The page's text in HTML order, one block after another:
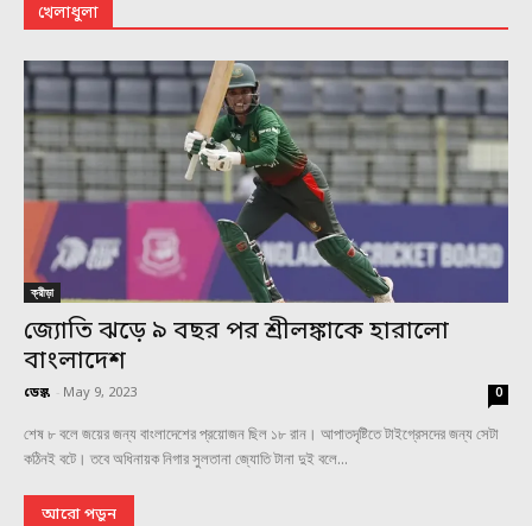
খেলাধুলা
ক্রীড়া
জ্যোতি ঝড়ে ৯ বছর পর শ্রীলঙ্কাকে হারালো
বাংলাদেশ
ডেস্ক - May 9, 2023 0
শেষ ৮ বলে জয়ের জন্য বাংলাদেশের প্রয়োজন ছিল ১৮ রান। আপাতদৃষ্টিতে টাইগ্রেসদের জন্য সেটা
কঠিনই বটে। তবে অধিনায়ক নিগার সুলতানা জ্যোতি টানা দুই বলে...
আরো পড়ুন